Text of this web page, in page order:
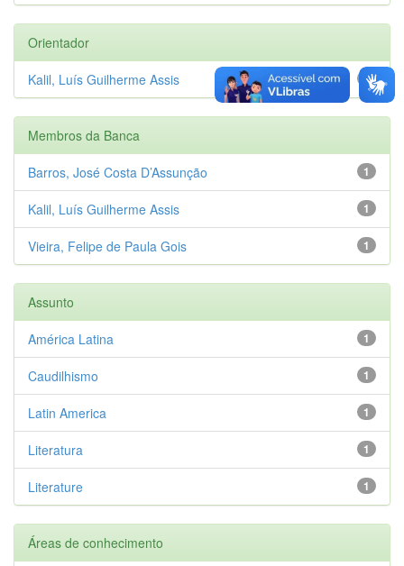
Orientador
1
Kalil, Luís Guilherme Assis
Membros da Banca
1
Barros, José Costa D’Assunção
1
Kalil, Luís Guilherme Assis
1
Vieira, Felipe de Paula Gois
Assunto
1
América Latina
1
Caudilhismo
1
Latin America
1
Literatura
1
Literature
Áreas de conhecimento